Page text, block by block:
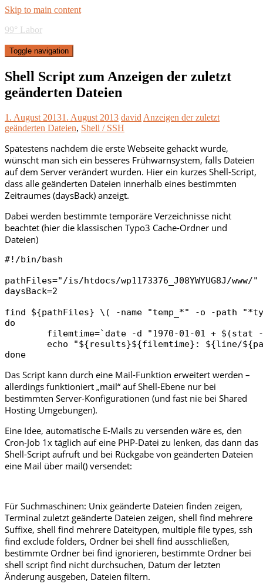
Skip to main content
99° Labor
Toggle navigation
Shell Script zum Anzeigen der zuletzt
geänderten Dateien
1. August 20131. August 2013 david Anzeigen der zuletzt
geänderten Dateien, Shell / SSH
Spätestens nachdem die erste Webseite gehackt wurde,
wünscht man sich ein besseres Frühwarnsystem, falls Dateien
auf dem Server verändert wurden. Hier ein kurzes Shell-Script,
dass alle geänderten Dateien innerhalb eines bestimmten
Zeitraumes (daysBack) anzeigt.
Dabei werden bestimmte temporäre Verzeichnisse nicht
beachtet (hier die klassischen Typo3 Cache-Ordner und
Dateien)
#!/bin/bash
pathFiles="/is/htdocs/wp1173376_J08YWYUG8J/www/"
daysBack=2
find ${pathFiles} \( -name "temp_*" -o -path
do
Das Script kann durch eine Mail-Funktion erweitert werden –
allerdings funktioniert „mail“ auf Shell-Ebene nur bei
bestimmten Server-Konfigurationen (und fast nie bei Shared
Hosting Umgebungen).
Eine Idee, automatische E-Mails zu versenden wäre es, den
Cron-Job 1x täglich auf eine PHP-Datei zu lenken, das dann das
Shell-Script aufruft und bei Rückgabe von geänderten Dateien
eine Mail über mail() versendet:
Für Suchmaschinen: Unix geänderte Dateien finden zeigen,
Terminal zuletzt geänderte Dateien zeigen, shell find mehrere
Suffixe, shell find mehrere Dateitypen, multiple file types, ssh
find exclude folders, Ordner bei shell find ausschließen,
bestimmte Ordner bei find ignorieren, bestimmte Ordner bei
shell script find nicht durchsuchen, Datum der letzten
Änderung ausgeben, Dateien filtern.